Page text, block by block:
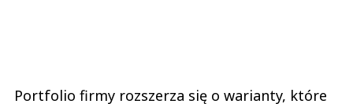
Portfolio firmy rozszerza się o warianty, które